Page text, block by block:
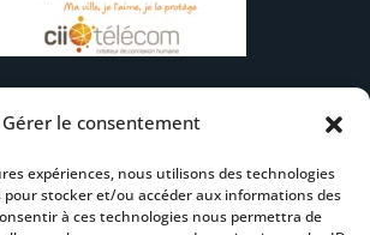
Gérer le consentement
expériences, nous utilisons des technologies
pour stocker et/ou accéder aux informations des
à ces technologies nous permettra de